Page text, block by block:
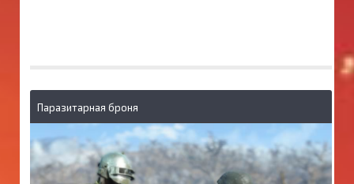
Паразитарная броня